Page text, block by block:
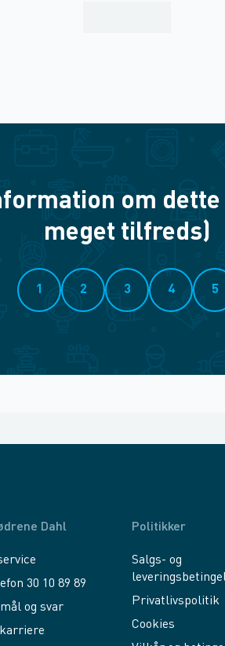
om
meget tilfreds)
1 2 3 4 5
Dahl
30 10 89 89
og svar
Politikker
Salgs- og
Privatlivspolitik
Cookies